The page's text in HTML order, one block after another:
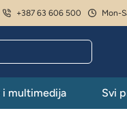
+387 63 606 500 Mon-
i multimedija Svi